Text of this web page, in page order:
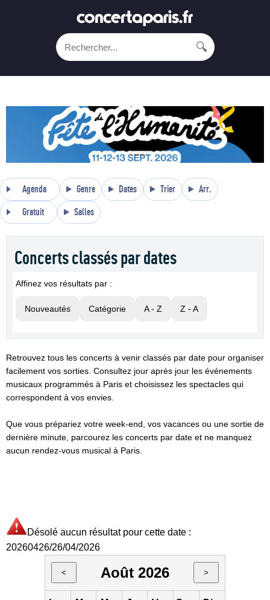
🔍
Agenda Genre Dates Trier Arr.
Gratuit Salles
Concerts classés par dates
Affinez vos résultats par :
Nouveautés Catégorie A - Z Z - A
Retrouvez tous les concerts à venir classés par date pour organiser
facilement vos sorties. Consultez jour après jour les événements
musicaux programmés à Paris et choisissez les spectacles qui
correspondent à vos envies.
Que vous prépariez votre week-end, vos vacances ou une sortie de
dernière minute, parcourez les concerts par date et ne manquez
aucun rendez-vous musical à Paris.
Désolé aucun résultat pour cette date :
20260426/26/04/2026
< Août 2026 >